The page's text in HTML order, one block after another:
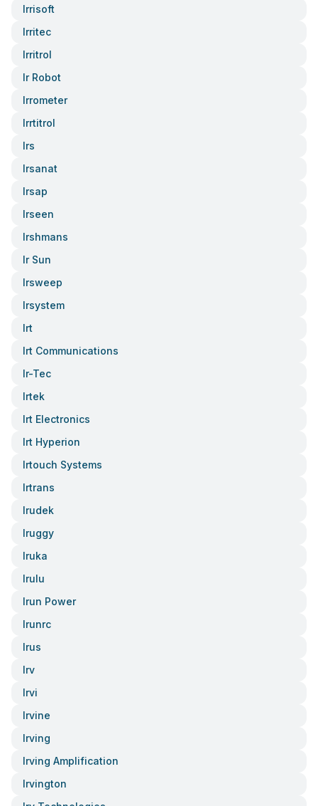
Irrisoft
Irritec
Irritrol
Ir Robot
Irrometer
Irrtitrol
Irs
Irsanat
Irsap
Irseen
Irshmans
Ir Sun
Irsweep
Irsystem
Irt
Irt Communications
Ir-Tec
Irtek
Irt Electronics
Irt Hyperion
Irtouch Systems
Irtrans
Irudek
Iruggy
Iruka
Irulu
Irun Power
Irunrc
Irus
Irv
Irvi
Irvine
Irving
Irving Amplification
Irvington